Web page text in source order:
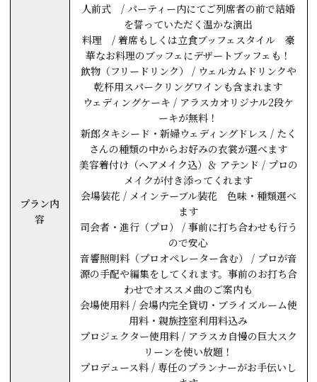
プラン内
容
人前式 / パーティー内にてご列席者の前で結婚
を誓っていただく温かな演出
料理 / 着席もしくは立食ブッフェスタイル 豪
華なお料理のブッフェにデザートブッフェも！
飲物（フリードリンク） / ウェルカムドリンクや
乾杯用スパークリングワインも含まれます
ウェディングケーキ / アラスカオリジナル2段ケ
ーキが無料！
新郎タキシード・新婦ウェディングドレス / たく
さんの種類の中からお好みの衣裳が選べます
美容着付け（ヘアメイク込）＆ アテンド / プロの
メイクが付き添ってくれます
会場装花 / メインテーブル装花 色味・種類選べ
ます
司会者・進行（プロ） / 事前に打ち合わせも行う
ので安心
音響照明料（プロオペレーター含む） / プロが音
源の手配や編集をしてくれます。事前のお打ち合
わせでオススメ曲のご案内も
会場使用料 / 会場内完全貸切・ブライズルーム使
用料・親族控室利用料込み
プロジェクター使用料 / アラスカ自慢の巨大スク
リーンを使い放題！
プロデュース料 / 専任のプランナーがお手伝いし